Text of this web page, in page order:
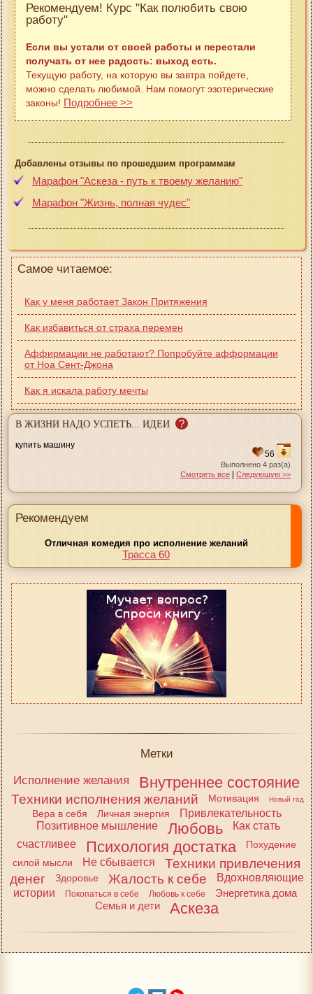
Рекомендуем! Курс "Как полюбить свою
работу"
Если вы устали от своей работы и перестали
получать от нее радость: выход есть.
Текущую работу, на которую вы завтра пойдете,
можно сделать любимой. Нам помогут эзотерические
законы! Подробнее >>
Добавлены отзывы по прошедшим программам
Марафон "Аскеза - путь к твоему желанию"
Марафон "Жизнь, полная чудес"
Самое читаемое:
Как у меня работает Закон Притяжения
Как избавиться от страха перемен
Аффирмации не работают? Попробуйте афформации
от Ноа Сент-Джона
Как я искала работу мечты
В ЖИЗНИ НАДО УСПЕТЬ... ИДЕИ ?
купить машину
56
Выполнено 4 раз(а)
Смотреть все | Следующую >>
Рекомендуем
Отличная комедия про исполнение желаний
Трасса 60
Метки
Исполнение желания
Внутреннее состояние
Техники исполнения желаний Мотивация Новый год
Вера в себя Личная энергия
Привлекательность
Позитивное мышление
Любовь
Как стать
счастливее
Психология достатка
Похудение
силой мысли
Не сбывается
Техники привлечения
денег
Здоровье Жалость к себе
Вдохновляющие
истории
Покопаться в себе Любовь к себе
Энергетика дома
Семья и дети
Аскеза